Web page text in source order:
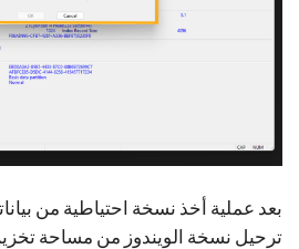
بعد عملية أخذ نسخة احتياطية من
ترحيل نسخة الويندوز من مساحة